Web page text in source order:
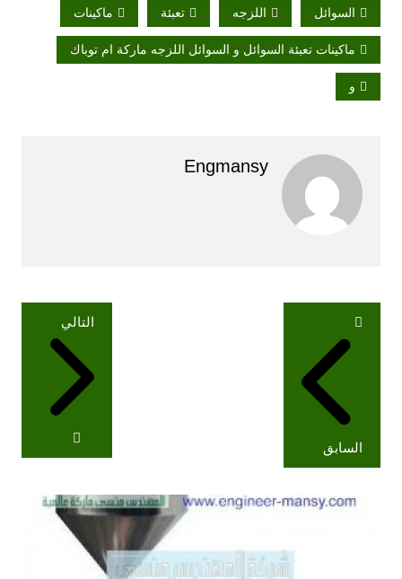
السوائل اللزجه تعبئة ماكينات
ماكينات تعبئة السوائل و السوائل اللزجه ماركة ام توباك
و
Engmansy
تصفّح
المقالات
السابق
التالي